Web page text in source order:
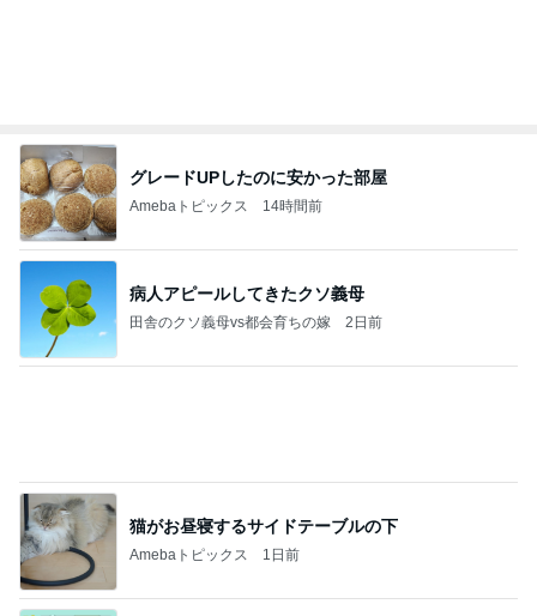
グレードUPしたのに安かった部屋
Amebaトピックス 14時間前
病人アピールしてきたクソ義母
田舎のクソ義母vs都会育ちの嫁 2日前
猫がお昼寝するサイドテーブルの下
Amebaトピックス 1日前